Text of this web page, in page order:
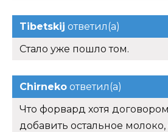
Tibetskij ответил(а)
Стало уже пошло том.
Chirneko ответил(а)
Что форвард хотя
добавить остальное